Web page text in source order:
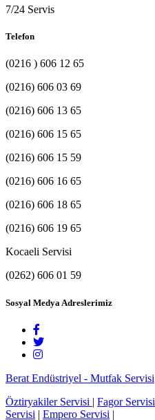
7/24 Servis
Telefon
(0216 ) 606 12 65
(0216) 606 03 69
(0216) 606 13 65
(0216) 606 15 65
(0216) 606 15 59
(0216) 606 16 65
(0216) 606 18 65
(0216) 606 19 65
Kocaeli Servisi
(0262) 606 01 59
Sosyal Medya Adreslerimiz
Berat Endüstriyel - Mutfak Servisi
Öztiryakiler Servisi | Fagor Servisi
Servisi | Empero Servisi |